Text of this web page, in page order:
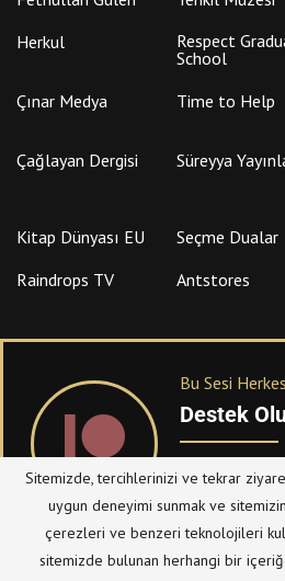
Kitap Dünyası EU
Seçme Dualar
PATREON
© Telif Hakkı 2023, Tüm Hakları
Bize Ulaşın
Taziye
Gizlilik Politikası
Sitemizde, tercihlerinizi ve tekrar
uygun deneyimi sunmak ve
çerezleri ve benzeri teknolojileri
sitemizde bulunan herhangi bir